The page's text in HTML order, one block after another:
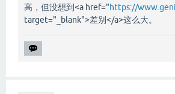
高，但没想到<a href="https://
target="_blank">差别</a>这么大。